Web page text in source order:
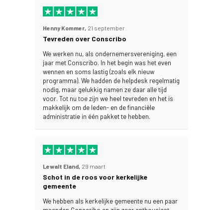
Henny Kommer, 21 september
Tevreden over Conscribo
We werken nu, als ondernemersvereniging, een
jaar met Conscribo. In het begin was het even
wennen en soms lastig (zoals elk nieuw
programma). We hadden de helpdesk regelmatig
nodig, maar gelukkig namen ze daar alle tijd
voor. Tot nu toe zijn we heel tevreden en het is
makkelijk om de leden- en de financiële
administratie in één pakket te hebben.
Lewalt Eland, 29 maart
Schot in de roos voor kerkelijke
gemeente
We hebben als kerkelijke gemeente nu een paar